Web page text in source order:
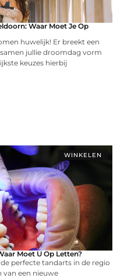
Waar Moet Je Op
huwelijk! Er breekt een
jullie droomdag vorm
keuzes hierbij
WINKELEN
Moet U Op Letten?
perfecte tandarts in de regio
van een nieuwe